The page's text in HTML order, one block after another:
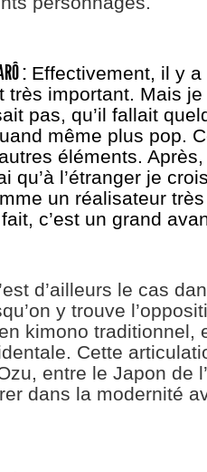
:Effectivement, il y a
très important. Mais
pas, qu’il fallait
même plus pop.
éléments.
qu’à l’étranger je
un réalisateur
c’est un grand
d’ailleurs le cas
y trouve
kimono traditionnel,
Cette
entre le Japon de
dans la modernité